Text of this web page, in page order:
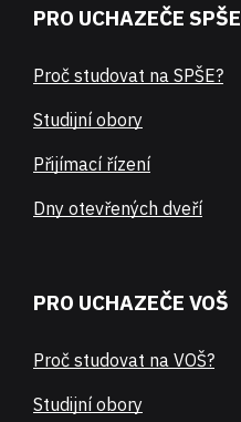
PRO UCHAZEČE SPŠE
Proč studovat na SPŠE?
Studijní obory
Přijímací řízení
Dny otevřených dveří
PRO UCHAZEČE VOŠ
Proč studovat na VOŠ?
Studijní obory